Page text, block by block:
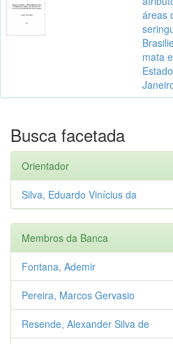
áreas
mata
Busca facetada
Orientador
Silva, Eduardo Vinícius da
Membros da Banca
Fontana, Ademir
Pereira, Marcos Gervasio
Resende, Alexander Silva de